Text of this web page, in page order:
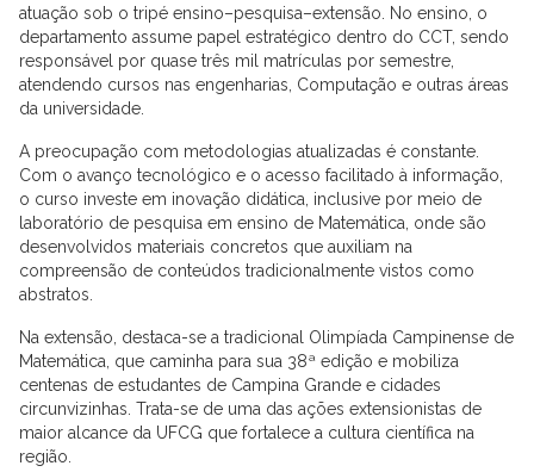
atuação sob o tripé ensino–pesquisa–extensão. No ensino, o
departamento assume papel estratégico dentro do CCT, sendo
responsável por quase três mil matrículas por semestre,
atendendo cursos nas engenharias, Computação e outras áreas
da universidade.
A preocupação com metodologias atualizadas é constante.
Com o avanço tecnológico e o acesso facilitado à informação,
o curso investe em inovação didática, inclusive por meio de
laboratório de pesquisa em ensino de Matemática, onde são
desenvolvidos materiais concretos que auxiliam na
compreensão de conteúdos tradicionalmente vistos como
abstratos.
Na extensão, destaca-se a tradicional Olimpíada Campinense de
Matemática, que caminha para sua 38ª edição e mobiliza
centenas de estudantes de Campina Grande e cidades
circunvizinhas. Trata-se de uma das ações extensionistas de
maior alcance da UFCG que fortalece a cultura científica na
região.